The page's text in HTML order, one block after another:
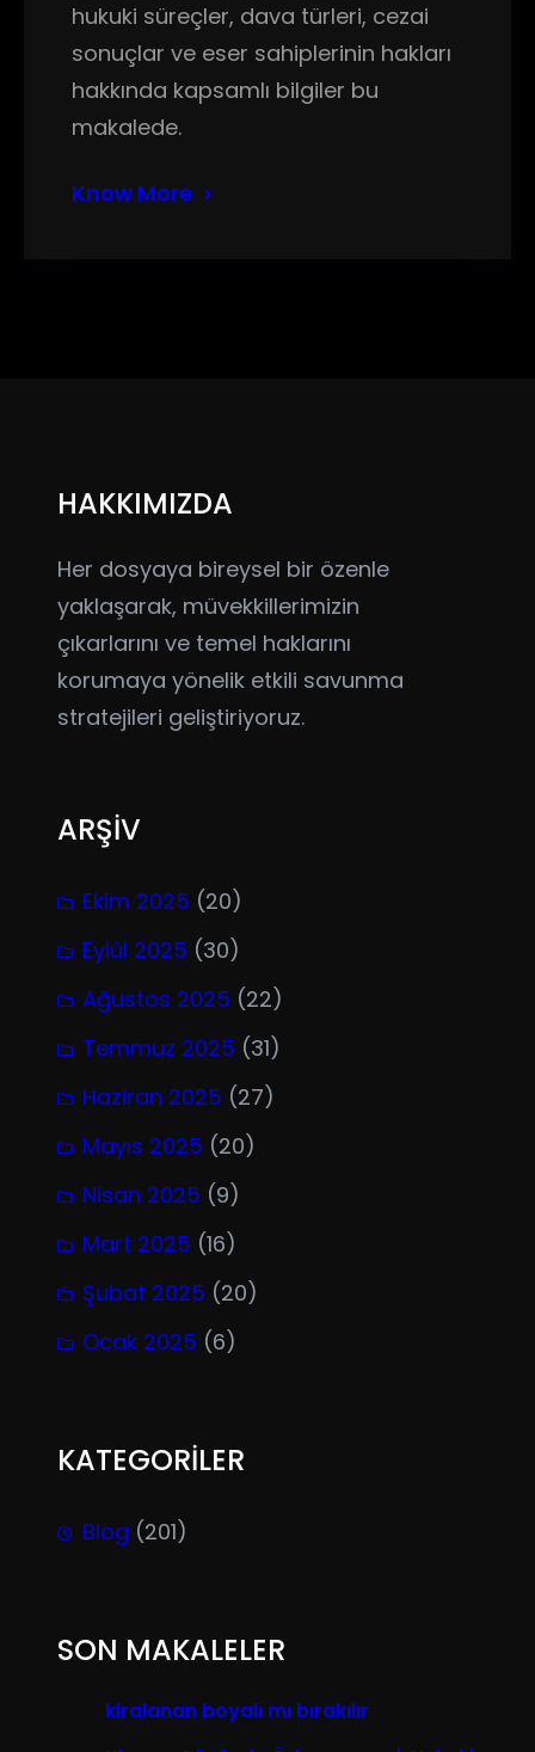
hukuki süreçler, dava türleri, cezai
sonuçlar ve eser sahiplerinin hakları
hakkında kapsamlı bilgiler bu
makalede.
Know More
HAKKIMIZDA
Her dosyaya bireysel bir özenle
yaklaşarak, müvekkillerimizin
çıkarlarını ve temel haklarını
korumaya yönelik etkili savunma
stratejileri geliştiriyoruz.
ARŞİV
Ekim 2025 (20)
Eylül 2025 (30)
Ağustos 2025 (22)
Temmuz 2025 (31)
Haziran 2025 (27)
Mayıs 2025 (20)
Nisan 2025 (9)
Mart 2025 (16)
Şubat 2025 (20)
Ocak 2025 (6)
KATEGORİLER
Blog (201)
SON MAKALELER
kiralanan boyalı mı bırakılır